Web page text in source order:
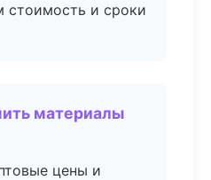
стоимость и сроки
материалы
цены и